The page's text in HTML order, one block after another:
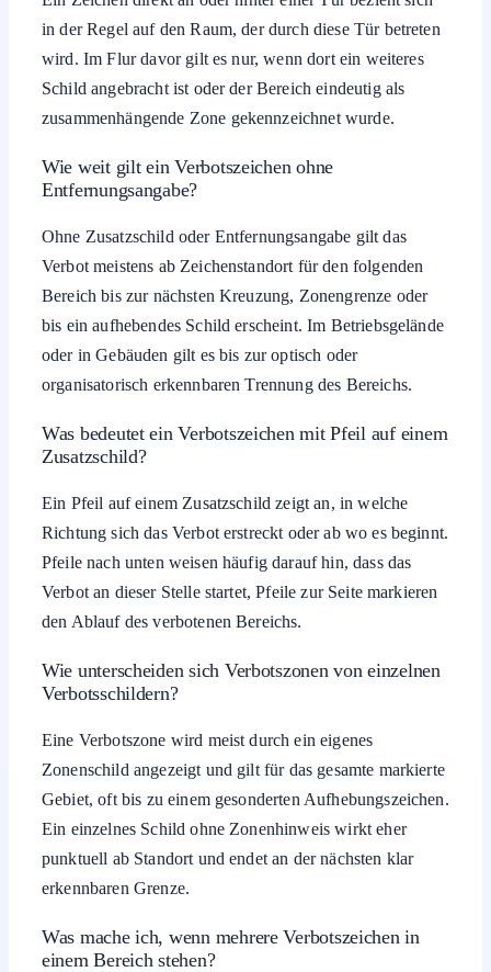
in der Regel auf den Raum, der durch diese Tür betreten
wird. Im Flur davor gilt es nur, wenn dort ein weiteres
Schild angebracht ist oder der Bereich eindeutig als
zusammenhängende Zone gekennzeichnet wurde.
Wie weit gilt ein Verbotszeichen ohne
Entfernungsangabe?
Ohne Zusatzschild oder Entfernungsangabe gilt das
Verbot meistens ab Zeichenstandort für den folgenden
Bereich bis zur nächsten Kreuzung, Zonengrenze oder
bis ein aufhebendes Schild erscheint. Im Betriebsgelände
oder in Gebäuden gilt es bis zur optisch oder
organisatorisch erkennbaren Trennung des Bereichs.
Was bedeutet ein Verbotszeichen mit Pfeil auf einem
Zusatzschild?
Ein Pfeil auf einem Zusatzschild zeigt an, in welche
Richtung sich das Verbot erstreckt oder ab wo es beginnt.
Pfeile nach unten weisen häufig darauf hin, dass das
Verbot an dieser Stelle startet, Pfeile zur Seite markieren
den Ablauf des verbotenen Bereichs.
Wie unterscheiden sich Verbotszonen von einzelnen
Verbotsschildern?
Eine Verbotszone wird meist durch ein eigenes
Zonenschild angezeigt und gilt für das gesamte markierte
Gebiet, oft bis zu einem gesonderten Aufhebungszeichen.
Ein einzelnes Schild ohne Zonenhinweis wirkt eher
punktuell ab Standort und endet an der nächsten klar
erkennbaren Grenze.
Was mache ich, wenn mehrere Verbotszeichen in
einem Bereich stehen?